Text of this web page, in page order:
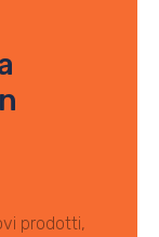
prodotti,